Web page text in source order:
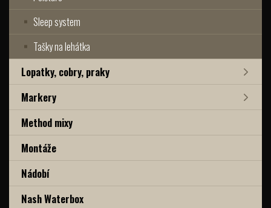
Sleep system
Tašky na lehátka
Lopatky, cobry, praky
Markery
Method mixy
Montáže
Nádobí
Nash Waterbox